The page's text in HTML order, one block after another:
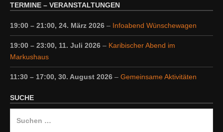
TERMINE – VERANSTALTUNGEN
19:00 – 21:00, 24. März 2026 – Infoabend Wünschewagen
19:00 – 23:00, 11. Juli 2026 – Karibischer Abend im
Markushaus
11:30 – 17:00, 30. August 2026 – Gemeinsame Aktivitäten
SUCHE